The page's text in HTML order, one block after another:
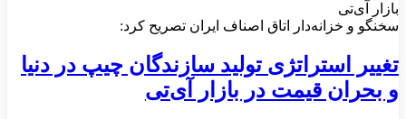
سخنگو و خزانه‌دار اتاق اصناف ایران تصریح کرد:
تغییر استراتژی تولید سازندگان چیپ در دنیا
و بحران قیمت در بازار آی‌تی